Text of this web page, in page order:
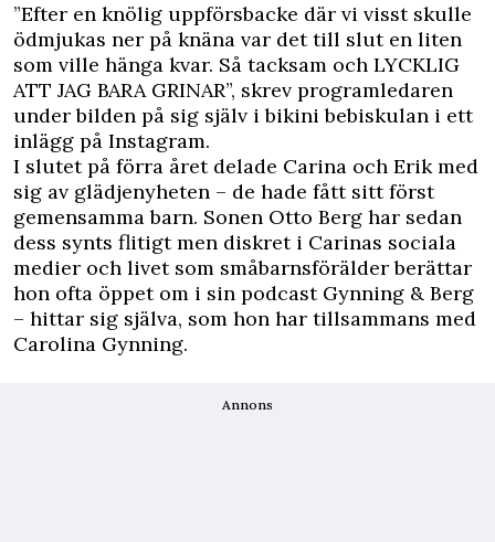
”Efter en knölig uppförsbacke där vi visst skulle
ödmjukas ner på knäna var det till slut en liten
som ville hänga kvar. Så tacksam och LYCKLIG
ATT JAG BARA GRINAR”, skrev programledaren
under bilden på sig själv i bikini bebiskulan i ett
inlägg på Instagram.
I slutet på förra året delade Carina och Erik med
sig av glädjenyheten – de hade fått sitt först
gemensamma barn. Sonen Otto Berg har sedan
dess synts flitigt men diskret i Carinas sociala
medier och livet som småbarnsförälder berättar
hon ofta öppet om i sin podcast Gynning & Berg
– hittar sig själva, som hon har tillsammans med
Carolina Gynning.
Annons